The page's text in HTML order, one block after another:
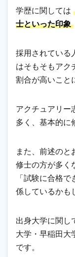
学歴に関しては
士といった印象
採用されている
はそもそもアク
割合が高いこと
アクチュアリー
多く、基本的に
また、前述のと
修士の方が多く
「試験に合格
係しているかも
出身大学に関し
大学・早稲田大
です。